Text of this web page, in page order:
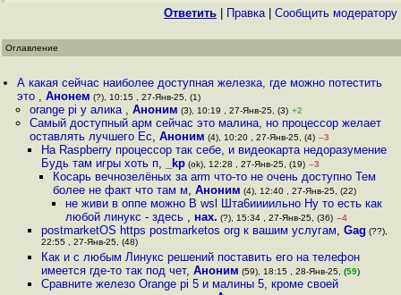
Ответить Правка| Cообщить модератору
Оглавление
А какая сейчас наиболее доступная железка, где можно потестить
это ,Анонем (?), 10:15 , 27-Янв-25, (1)
orange pi у алика , Аноним (3), 10:19 , 27-Янв-25, (3) +2
Самый доступный арм сейчас это малина, но процессор желает
оставлять лучшего Ес, Аноним (4), 10:20 , 27-Янв-25, (4) –3
На Raspberry процессор так себе, и видеокарта недоразумение
Будь там игры хоть п, _kp(ok), 12:28 , 27-Янв-25, (19) –3
Косарь вечнозелёных за arm что-то не очень доступно Тем
более не факт что там м,Аноним (4), 12:40 , 27-Янв-25, (22)
не живи в оппе можно В wsl Шта6иииильно Ну то есть как
любой линукс - здесь , нах. (?), 15:34 , 27-Янв-25, (36) –4
postmarketOS https postmarketos org к вашим услугам, Gag (??),
22:55 , 27-Янв-25, (48)
Как и с любым Линукс решений поставить его на телефон
имеется где-то так под чет, Аноним (59), 18:15 , 28-Янв-25, (59)
Сравните железо Orange pi 5 и малины 5, кроме своей